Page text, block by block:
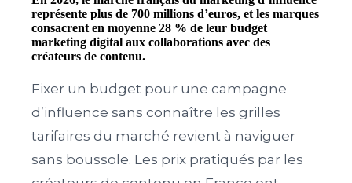
représente plus de 700 millions d’euros, et les marques
consacrent en moyenne 28 % de leur budget
marketing digital aux collaborations avec des
créateurs de contenu.
Fixer un budget pour une campagne
d’influence sans connaître les grilles
tarifaires du marché revient à naviguer
sans boussole. Les prix pratiqués par les